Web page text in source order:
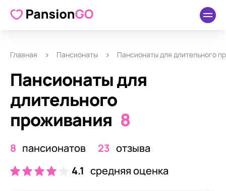
Главная Пансионаты Пансионаты для длительного
Пансионаты для
длительного
проживания 8
8 пансионатов 23 отзыва
4.1 средняя оценка